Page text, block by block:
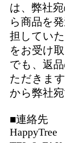
は、弊社
ら商品を
担してい
をお受け
でも、返
ただきま
から弊社
■連絡先
HappyTree